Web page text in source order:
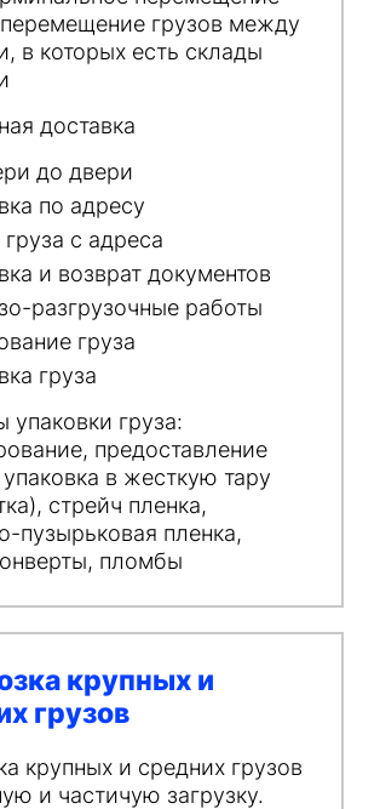
грузов между
в которых есть склады
доставка
до двери
по адресу
с адреса
и возврат документов
разгрузочные работы
груза
груза
упаковки груза:
предоставление
в жесткую тару
стрейч пленка,
пузырьковая пленка,
пломбы
крупных и
грузов
крупных и средних грузов
и частичую загрузку.